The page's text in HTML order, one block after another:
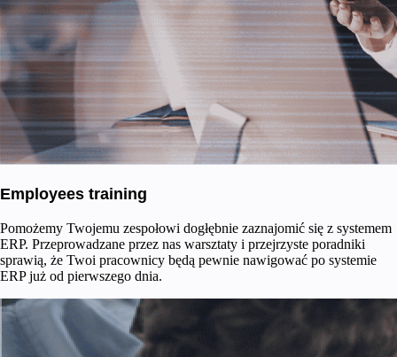
Employees training
Pomożemy Twojemu zespołowi dogłębnie zaznajomić się z systemem
ERP. Przeprowadzane przez nas warsztaty i przejrzyste poradniki
sprawią, że Twoi pracownicy będą pewnie nawigować po systemie
ERP już od pierwszego dnia.